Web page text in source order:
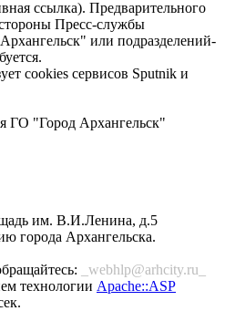
ссылка). Предварительного
стороны Пресс-службы
или подразделений-
cookies сервисов Sputnik и
ГО "Город Архангельск"
им. В.И.Ленина, д.5
города Архангельска.
_webhlp@arhcity.ru_
технологии Apache::ASP